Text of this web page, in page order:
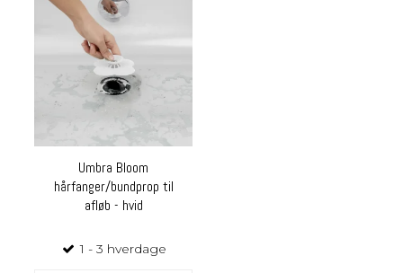
Umbra Bloom
hårfanger/bundprop til
afløb - hvid
1 - 3 hverdage